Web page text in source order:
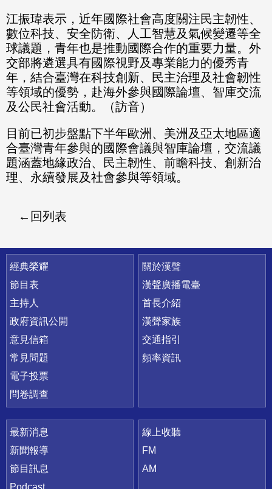
江振瑋表示，近年國際社會高度關注民主韌性、
數位科技、安全防衛、人工智慧及氣候變遷等全
球議題，青年也是推動國際合作的重要力量。外
交部將遴選具有國際視野及專業能力的優秀青
年，結合臺灣在科技創新、民主治理及社會韌性
等領域的優勢，赴海外參與國際論壇、智庫交流
及公民社會活動。（訪音）
目前已初步盤點下半年歐洲、美洲及亞太地區適
合臺灣青年參與的國際會議與智庫論壇，交流議
題涵蓋地緣政治、民主韌性、前瞻科技、創新治
理、永續發展及社會參與等領域。
回列表
快速連結
經典榮耀
節目表
主持人
政府資訊公開
意見信箱
常見問題
電子投票
問卷調查
關於漢聲
漢聲廣播電臺
首長介紹
漢聲家族
交通指引
頻率資訊
最新消息
新聞報導
節目訊息
Podcast
線上收聽
FM
AM